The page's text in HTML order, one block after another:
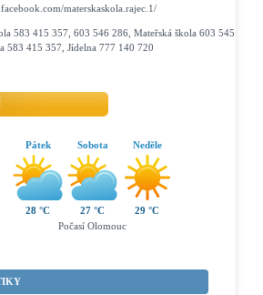
materskaskola.rajec.1/
583 415 357, 603 546 286, Mateřská škola 603 545
583 415 357, Jídelna 777 140 720
Pátek
28 °C
Sobota
27 °C
Neděle
29 °C
Počasí Olomouc